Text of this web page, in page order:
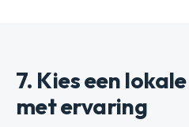
7. Kies een
met ervaring